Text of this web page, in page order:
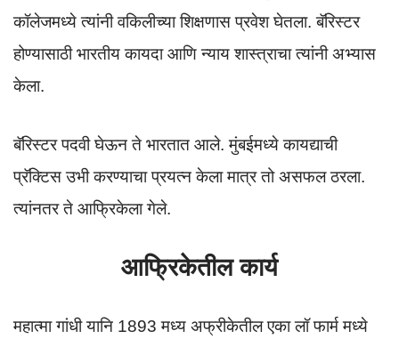
कॉलेजमध्ये त्यांनी वकिलीच्या शिक्षणास प्रवेश घेतला. बॅरिस्टर
होण्यासाठी भारतीय कायदा आणि न्याय शास्त्राचा त्यांनी अभ्यास
केला.
बॅरिस्टर पदवी घेऊन ते भारतात आले. मुंबईमध्ये कायद्याची
प्रॅक्टिस उभी करण्याचा प्रयत्न केला मात्र तो असफल ठरला.
त्यांनतर ते आफ्रिकेला गेले.
आफ्रिकेतील कार्य
महात्मा गांधी यानि 1893 मध्य अफ्रीकेतील एका लॉ फार्म मध्ये